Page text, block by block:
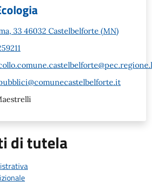
33 46032 Castelbelforte (MN)
di tutela